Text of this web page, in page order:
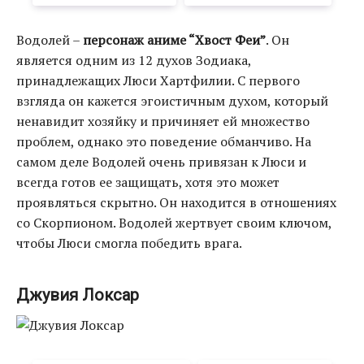
Водолей – персонаж аниме “Хвост Феи”. Он
является одним из 12 духов Зодиака,
принадлежащих Люси Хартфилии. С первого
взгляда он кажется эгоистичным духом, который
ненавидит хозяйку и причиняет ей множество
проблем, однако это поведение обманчиво. На
самом деле Водолей очень привязан к Люси и
всегда готов ее защищать, хотя это может
проявляться скрытно. Он находится в отношениях
со Скорпионом. Водолей жертвует своим ключом,
чтобы Люси смогла победить врага.
Джувия Локсар